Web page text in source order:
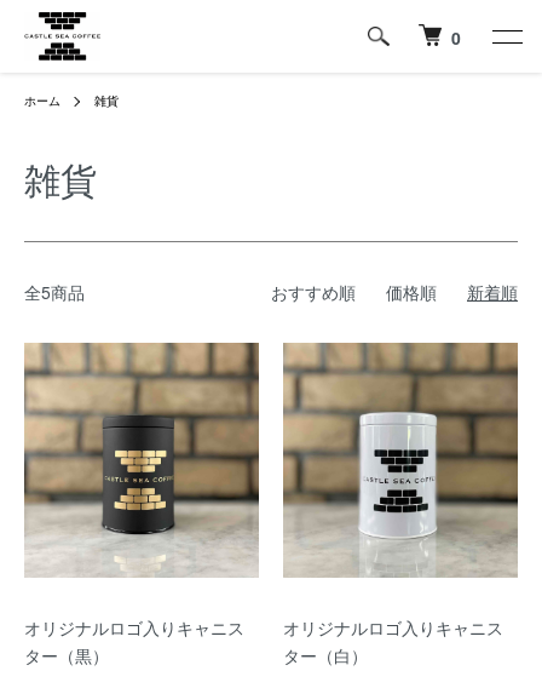
0
ホーム 雑貨
雑貨
全5商品 おすすめ順 価格順 新着順
オリジナルロゴ入りキャニス
ター（黒）
オリジナルロゴ入りキャニス
ター（白）